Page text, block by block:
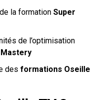
la formation Super
de l’optimisation
des formations Oseille